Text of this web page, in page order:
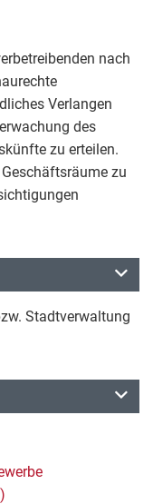
nach
Verlangen
des
zu erteilen.
zu
Stadtverwaltung